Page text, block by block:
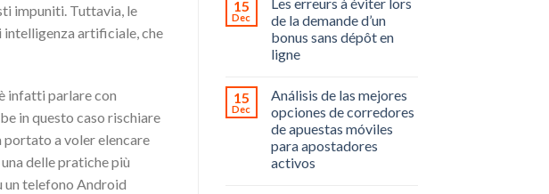
impuniti. Tuttavia, le
artificiale, che
infatti parlare con
in questo caso rischiare
portato a voler elencare
delle pratiche più
un telefono Android
15
Dec
de la demande d’un
bonus sans dépôt en
ligne
15
Dec
Análisis de las mejores
opciones de corredores
de apuestas móviles
para apostadores
activos